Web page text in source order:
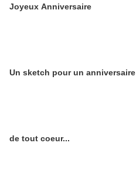
Joyeux Anniversaire
Un sketch pour un anniversaire
de tout coeur...